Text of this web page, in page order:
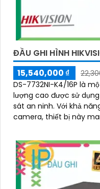
ĐẦU GHI HÌNH
15,540,000 ₫
DS-7732NI-K4/16P là
lượng cao được sử
sát an ninh. Với khả năng kết nối và quản lý đến 32
camera, thiết bị này